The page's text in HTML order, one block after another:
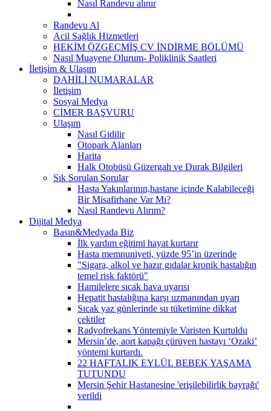
Nasıl Randevu alınır
Randevu Al
Acil Sağlık Hizmetleri
HEKİM ÖZGEÇMİŞ CV İNDİRME BÖLÜMÜ
Nasıl Muayene Olurum- Poliklinik Saatleri
İletişim & Ulaşım
DAHİLİ NUMARALAR
İletişim
Sosyal Medya
CİMER BAŞVURU
Ulaşım
Nasıl Gidilir
Otopark Alanları
Harita
Halk Otobüsü Güzergah ve Durak Bilgileri
Sık Sorulan Sorular
Hasta Yakınlarının,hastane içinde Kalabileceği
Bir Misafirhane Var Mı?
Nasıl Randevu Alırım?
Dijital Medya
Basın&Medyada Biz
İlk yardım eğitimi hayat kurtarır
Hasta memnuniyeti, yüzde 95’in üzerinde
"Sigara, alkol ve hazır gıdalar kronik hastalığın
temel risk faktörü"
Hamilelere sıcak hava uyarısı
Hepatit hastalığına karşı uzmanından uyarı
Sıcak yaz günlerinde su tüketimine dikkat
çektiler
Radyofrekans Yöntemiyle Varisten Kurtuldu
Mersin’de, aort kapağı çürüyen hastayı ‘Ozaki’
yöntemi kurtardı.
22 HAFTALIK EYLÜL BEBEK YAŞAMA
TUTUNDU
Mersin Şehir Hastanesine 'erişilebilirlik bayrağı'
verildi